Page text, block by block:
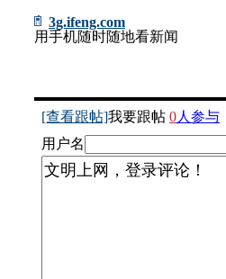
3g.ifeng.com
用手机随时随地看新闻
[查看跟帖]我要跟帖 0人参与
用户名